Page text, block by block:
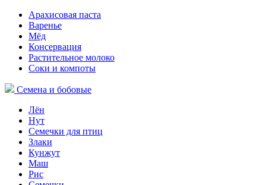
Арахисовая паста
Варенье
Мёд
Консервация
Растительное молоко
Соки и компоты
Семена и бобовые
Лён
Нут
Семечки для птиц
Злаки
Кунжут
Маш
Рис